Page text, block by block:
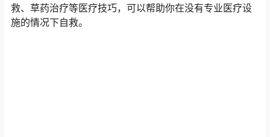
救、草药治疗等医疗技巧，可以帮助你在没有专业医疗设
施的情况下自救。